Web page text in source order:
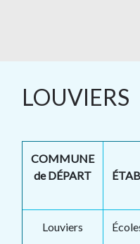
LOUVIERS
COMMUNE
de DÉPART
Louviers